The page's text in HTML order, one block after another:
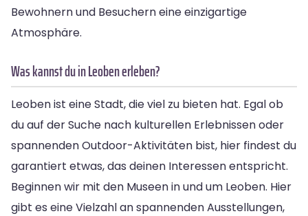
Bewohnern und Besuchern eine einzigartige
Atmosphäre.
Was kannst du in Leoben erleben?
Leoben ist eine Stadt, die viel zu bieten hat. Egal ob
du auf der Suche nach kulturellen Erlebnissen oder
spannenden Outdoor-Aktivitäten bist, hier findest du
garantiert etwas, das deinen Interessen entspricht.
Beginnen wir mit den Museen in und um Leoben. Hier
gibt es eine Vielzahl an spannenden Ausstellungen,